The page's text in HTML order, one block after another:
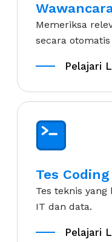
Memeriksa
secara otomatis
Pelajari
Pelajari Lebih
Tes Coding
Tes teknis
IT dan data.
Pelajari
Pelajari Lebih